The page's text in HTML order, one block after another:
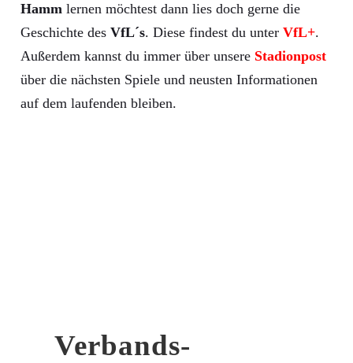
Hamm lernen möchtest dann lies doch gerne die
Geschichte des VfL´s. Diese findest du unter VfL+.
Außerdem kannst du immer über unsere Stadionpost
über die nächsten Spiele und neusten Informationen
auf dem laufenden bleiben.
Verbands-